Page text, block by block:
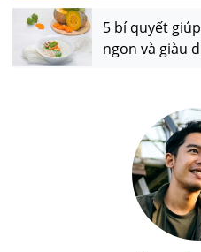
5 bí quyết
ngon và giàu